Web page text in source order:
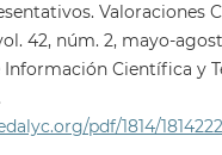
Valoraciones
42, núm. 2, mayo-
Información Científica y
pdf/1814/